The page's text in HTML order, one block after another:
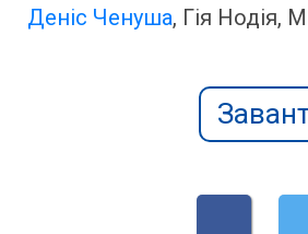
Деніс Ченуша, Гія Нодія,